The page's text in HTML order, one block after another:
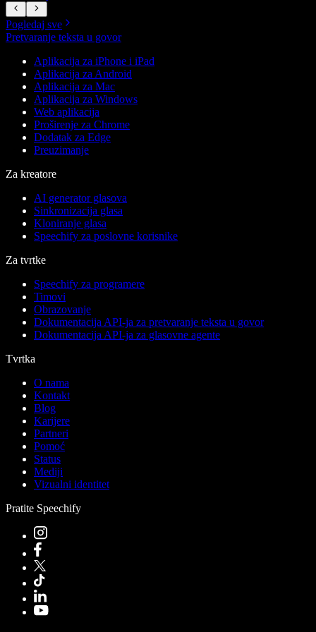
Pogledaj sve
Pretvaranje teksta u govor
Aplikacija za iPhone i iPad
Aplikacija za Android
Aplikacija za Mac
Aplikacija za Windows
Web aplikacija
Proširenje za Chrome
Dodatak za Edge
Preuzimanje
Za kreatore
AI generator glasova
Sinkronizacija glasa
Kloniranje glasa
Speechify za poslovne korisnike
Za tvrtke
Speechify za programere
Timovi
Obrazovanje
Dokumentacija API-ja za pretvaranje teksta u govor
Dokumentacija API-ja za glasovne agente
Tvrtka
O nama
Kontakt
Blog
Karijere
Partneri
Pomoć
Status
Mediji
Vizualni identitet
Pratite Speechify